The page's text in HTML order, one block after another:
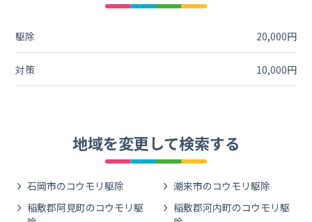
駆除 20,000円
対策 10,000円
地域を変更して検索する
石岡市のコウモリ駆除
潮来市のコウモリ駆除
稲敷郡阿見町のコウモリ駆
稲敷郡河内町のコウモリ駆